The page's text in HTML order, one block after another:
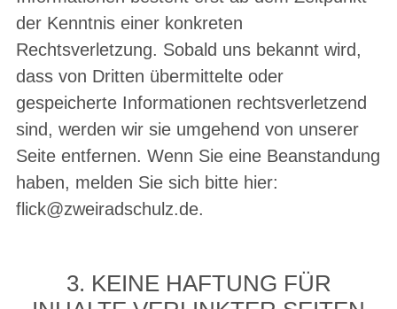
der Kenntnis einer konkreten
Rechtsverletzung. Sobald uns bekannt wird,
dass von Dritten übermittelte oder
gespeicherte Informationen rechtsverletzend
sind, werden wir sie umgehend von unserer
Seite entfernen. Wenn Sie eine Beanstandung
haben, melden Sie sich bitte hier:
flick@zweiradschulz.de.
3. KEINE HAFTUNG FÜR